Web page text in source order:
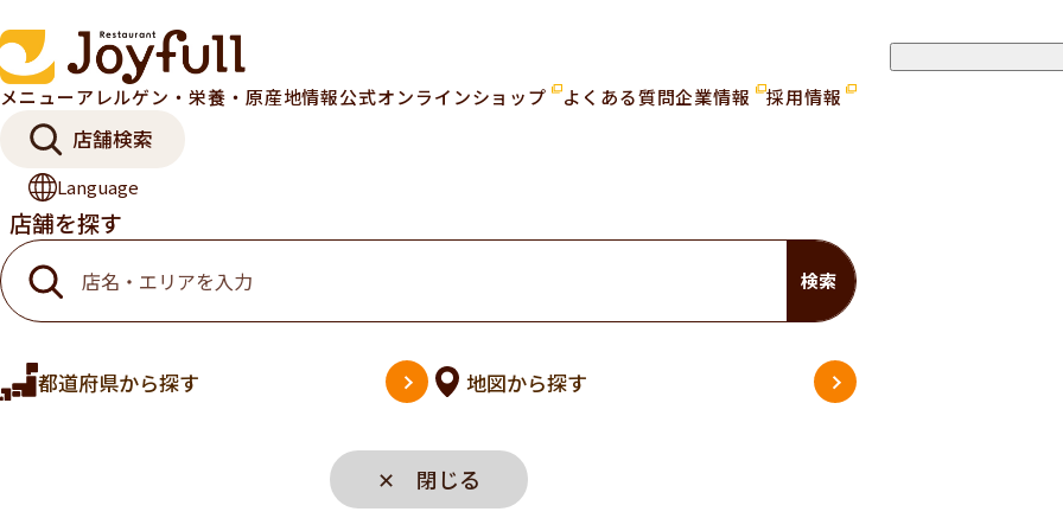
メニューアレルゲン・栄養・原産地情報公式オンラインショップ よくある質問企業情報 採用情報
店舗検索
Language
店舗を探す
検索
都道府県から探す 地図から探す
✕ 閉じる